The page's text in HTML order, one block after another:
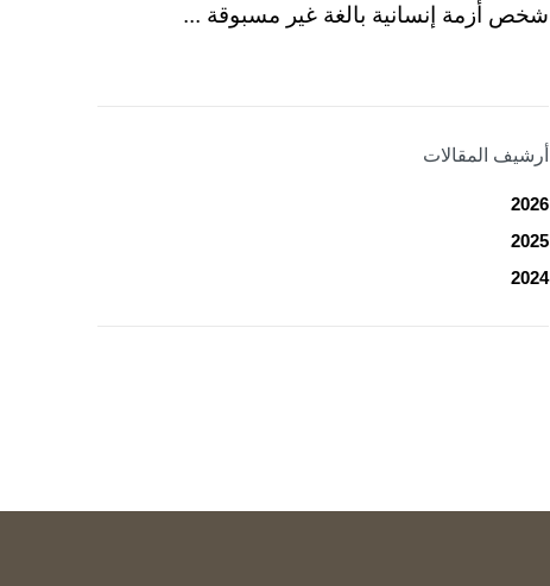
شخص أزمة إنسانية بالغة غير مسبوقة ...
أرشيف المقالات
2026
2025
2024